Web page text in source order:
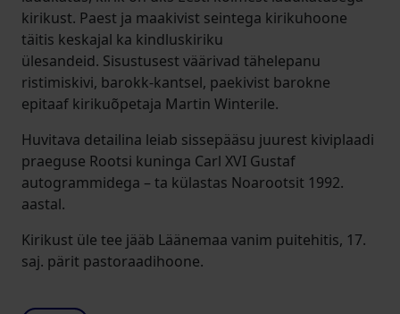
kirikust. Paest ja maakivist seintega kirikuhoone
täitis keskajal ka kindluskiriku
ülesandeid. Sisustusest väärivad tähelepanu
ristimiskivi, barokk-kantsel, paekivist barokne
epitaaf kirikuõpetaja Martin Winterile.
Huvitava detailina leiab sissepääsu juurest kiviplaadi
praeguse Rootsi kuninga Carl XVI Gustaf
autogrammidega – ta külastas Noarootsit 1992.
aastal.
Kirikust üle tee jääb Läänemaa vanim puitehitis, 17.
saj. pärit pastoraadihoone.